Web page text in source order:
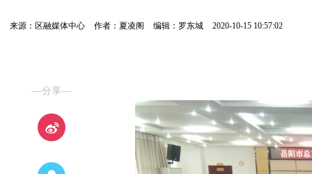
来源：区融媒体中心 作者：夏凌阁 编辑：罗东城 2020-10-15 10:57:02
—分享—